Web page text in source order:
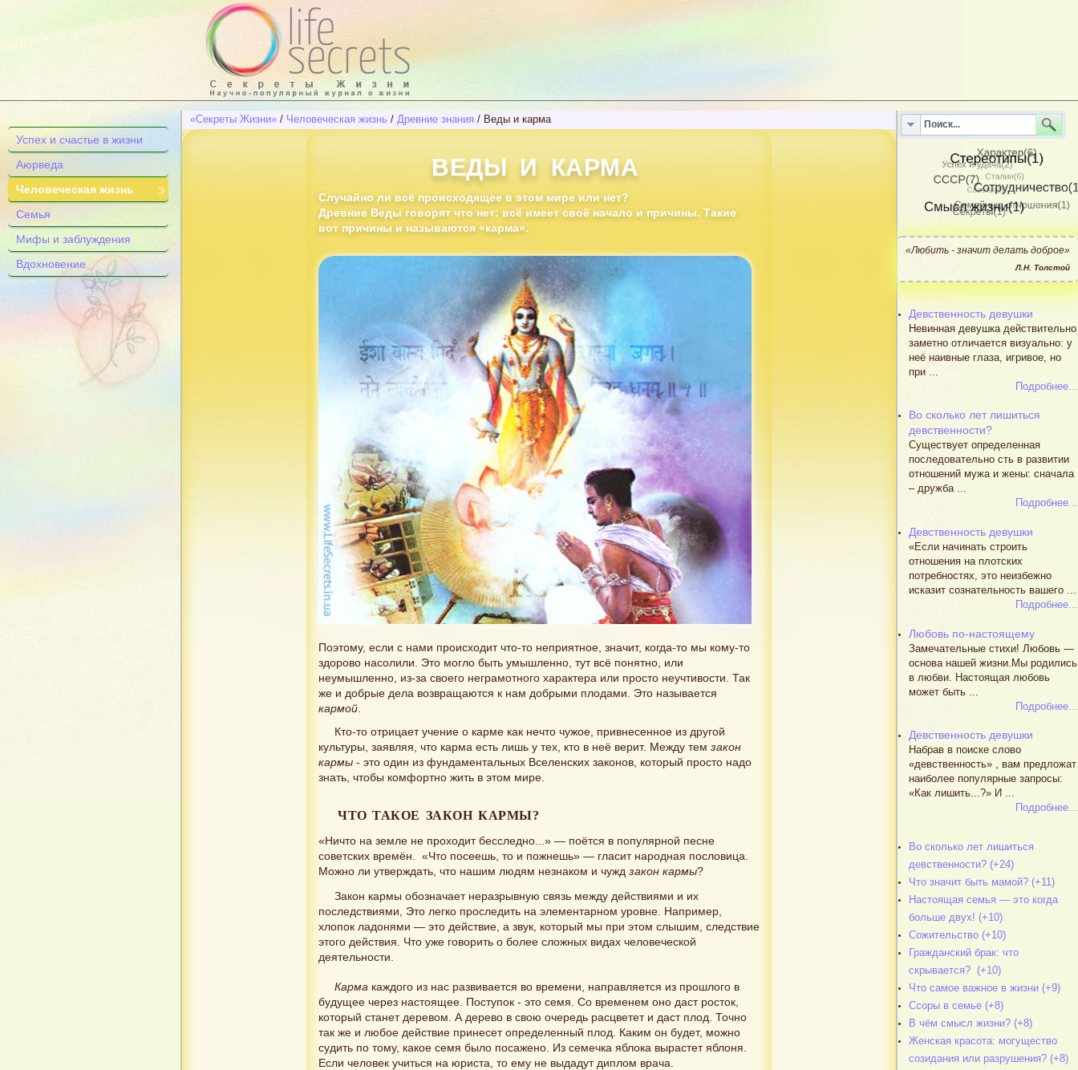
«Секреты Жизни» / Человеческая жизнь / Древние знания / Веды и карма
ВЕДЫ И КАРМА
Случайно ли всё происходящее в этом мире или нет?
Древние Веды говорят что нет: всё имеет своё начало и причины. Такие
вот причины и называются «карма».
Поэтому, если с нами происходит что-то неприятное, значит, когда-то мы кому-то
здорово насолили. Это могло быть умышленно, тут всё понятно, или
неумышленно, из-за своего неграмотного характера или просто неучтивости. Так
же и добрые дела возвращаются к нам добрыми плодами. Это называется
кармой
Кто-то отрицает учение о карме как нечто чужое, привнесенное из другой
культуры, заявляя, что карма есть лишь у тех, кто в неё верит. Между тем закон
кармы - это один из фундаментальных Вселенских законов, который просто надо
знать, чтобы комфортно жить в этом мире.
ЧТО ТАКОЕ ЗАКОН КАРМЫ?
«Ничто на земле не проходит бесследно...» — поётся в популярной песне
советских времён. «Что посеешь, то и пожнешь» — гласит народная пословица.
Можно ли утверждать, что нашим людям незнаком и чужд закон кармы?
Закон кармы обозначает неразрывную связь между действиями и их
последствиями, Это легко проследить на элементарном уровне. Например,
хлопок ладонями — это действие, а звук, который мы при этом слышим, следствие
этого действия. Что уже говорить о более сложных видах человеческой
деятельности.
Карма каждого из нас развивается во времени, направляется из прошлого в
будущее через настоящее. Поступок - это семя. Со временем оно даст росток,
который станет деревом. А дерево в свою очередь расцветет и даст плод. Точно
так же и любое действие принесет определенный плод. Каким он будет, можно
судить по тому, какое семя было посажено. Из семечка яблока вырастет яблоня.
Если человек учиться на юриста, то ему не выдадут диплом врача.
Успех и счастье в жизни
Аюрведа
Человеческая жизнь
Семья
Мифы и заблуждения
Вдохновение
«Любить - значит делать доброе»
Л.Н. Толстой
Девственность девушки
Невинная девушка действительно
заметно отличается визуально: у
неё наивные глаза, игривое, но
при ...
Подробнее...
Во сколько лет лишиться
девственности?
Существует определенная
последовательно сть в развитии
отношений мужа и жены: сначала
– дружба ...
Подробнее...
Девственность девушки
«Если начинать строить
отношения на плотских
потребностях, это неизбежно
исказит сознательность вашего ...
Подробнее...
Любовь по-настоящему
Замечательные стихи! Любовь —
основа нашей жизни.Мы родились
в любви. Настоящая любовь
может быть ...
Подробнее...
Девственность девушки
Набрав в поиске слово
«девственность» , вам предложат
наиболее популярные запросы:
«Как лишить...?» И ...
Подробнее...
Во сколько лет лишиться
девственности? (+24)
Что значит быть мамой? (+11)
Настоящая семья — это когда
больше двух! (+10)
Сожительство (+10)
Гражданский брак: что
скрывается? (+10)
Что самое важное в жизни (+9)
Ссоры в семье (+8)
В чём смысл жизни? (+8)
Женская красота: могущество
созидания или разрушения? (+8)